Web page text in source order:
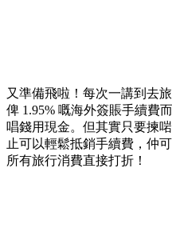
又準備飛啦！每次一講到去
俾 1.95% 嘅海外簽賬手續費
唱錢用現金。但其實只要揀
止可以輕鬆抵銷手續費，仲
所有旅行消費直接打折！